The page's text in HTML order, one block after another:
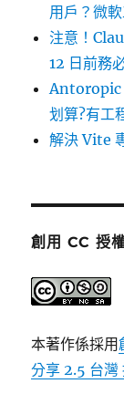
用戶？微
注意！
12 日前務
Antoropic
划算?有工
解決 Vite
創用 CC 授
本著作係採用
分享 2.5 台灣